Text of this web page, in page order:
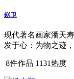
赵卫
现代著名画家潘天
发于心：为物之迹，
8件作品 1131热度